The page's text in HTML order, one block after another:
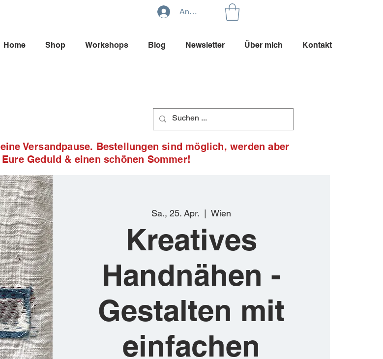
Anmelden
Home Shop Workshops Blog Newsletter Über mich Kontakt
Versandpause. Bestellungen sind möglich, werden aber
Geduld & einen schönen Sommer!
Sa., 25. Apr.
  |
Wien
Kreatives
Handnähen -
Gestalten mit
einfachen